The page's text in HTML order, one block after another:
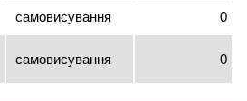
самовисування 0
самовисування 0